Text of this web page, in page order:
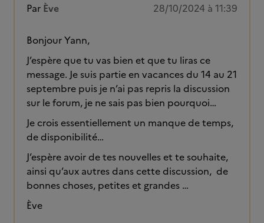
Par Ève 28/10/2024 à 11:39
Bonjour Yann,
J’espère que tu vas bien et que tu liras ce
message. Je suis partie en vacances du 14 au 21
septembre puis je n’ai pas repris la discussion
sur le forum, je ne sais pas bien pourquoi…
Je crois essentiellement un manque de temps,
de disponibilité…
J’espère avoir de tes nouvelles et te souhaite,
ainsi qu’aux autres dans cette discussion, de
bonnes choses, petites et grandes …
Ève